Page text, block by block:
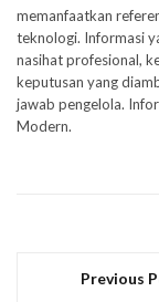
memanfaatkan
teknologi. Informasi
nasihat profesional,
keputusan yang
jawab pengelola.
Modern.
Previous